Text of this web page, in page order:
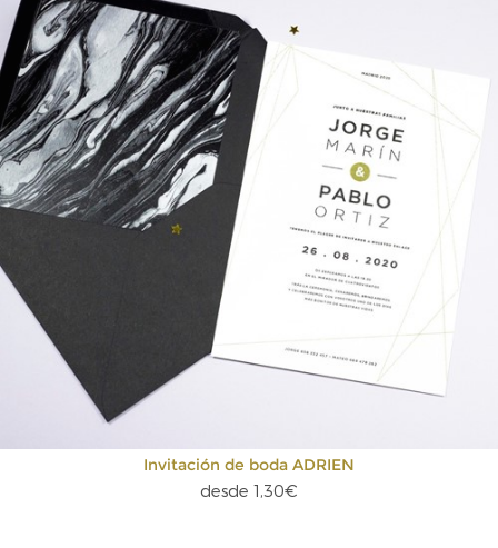
Invitación de boda ADRIEN
desde 1,30€